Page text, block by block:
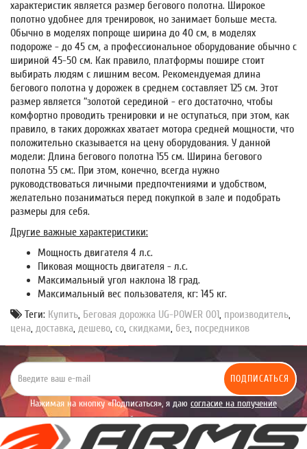
характеристик является размер бегового полотна. Широкое
полотно удобнее для тренировок, но занимает больше места.
Обычно в моделях попроще ширина до 40 см, в моделях
подороже - до 45 см, а профессиональное оборудование обычно с
шириной 45-50 см. Как правило, платформы пошире стоит
выбирать людям с лишним весом. Рекомендуемая длина
бегового полотна у дорожек в среднем составляет 125 см. Этот
размер является “золотой серединой - его достаточно, чтобы
комфортно проводить тренировки и не оступаться, при этом, как
правило, в таких дорожках хватает мотора средней мощности, что
положительно сказывается на цену оборудования. У данной
модели: Длина бегового полотна 155 см. Ширина бегового
полотна 55 см:. При этом, конечно, всегда нужно
руководствоваться личными предпочтениями и удобством,
желательно позаниматься перед покупкой в зале и подобрать
размеры для себя.
Другие важные характеристики:
Мощность двигателя 4 л.с.
Пиковая мощность двигателя - л.с.
Максимальный угол наклона 18 град.
Максимальный вес пользователя, кг: 145 кг.
Теги: Купить, Беговая дорожка UG-POWER 001, производитель,
цена, доставка, дешево, со, скидками, без, посредников
ПОДПИСАТЬСЯ
Нажимая на кнопку «Подписаться», я даю согласие на получение
уведомлений рекламного характера.